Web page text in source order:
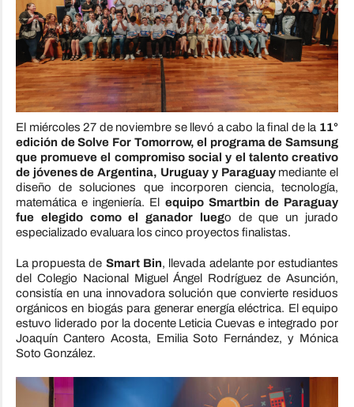
El miércoles 27 de noviembre se llevó a cabo la final de la 11°
edición de Solve For Tomorrow, el programa de Samsung
que promueve el compromiso social y el talento creativo
de jóvenes de Argentina, Uruguay y Paraguaymediante el
diseño de soluciones que incorporen ciencia, tecnología,
matemática e ingeniería. El equipo Smartbin de Paraguay
fue elegido como el ganador luego de que un jurado
especializado evaluara los cinco proyectos finalistas.
La propuesta de Smart Bin, llevada adelante por estudiantes
del Colegio Nacional Miguel Ángel Rodríguez de Asunción,
consistía en una innovadora solución que convierte residuos
orgánicos en biogás para generar energía eléctrica. El equipo
estuvo liderado por la docente Leticia Cuevas e integrado por
Joaquín Cantero Acosta, Emilia Soto Fernández, y Mónica
Soto González.